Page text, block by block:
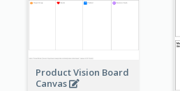
Product Vision Board
Canvas